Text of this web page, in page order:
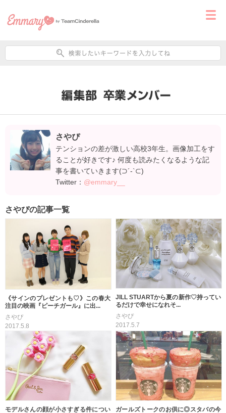
さやぴ
テンションの差が激しい高校3年生。画像加工をす
ることが好きです♪ 何度も読みたくなるような記
事を書いていきます(⊃´-`⊂)
Twitter： @emmary__
さやぴの記事一覧
《サインのプレゼントも♡》この春大
注目の映画『ピーチガール』に出...
さやぴ
2017.5.8
JILL STUARTから夏の新作♡持ってい
るだけで幸せになれそ...
さやぴ
2017.5.7
モデルさんの顔が小さすぎる件につい
ガールズトークのお供に◎スタバの今